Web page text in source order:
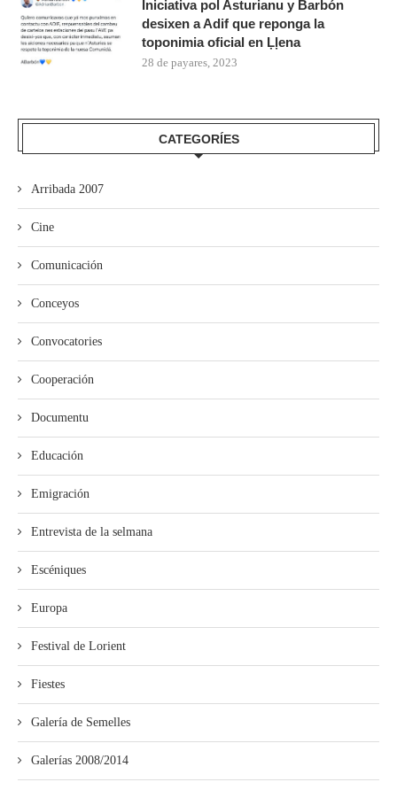
Iniciativa pol Asturianu y Barbón
desixen a Adif que reponga la
toponimia oficial en Ḷḷena
28 de payares, 2023
CATEGORÍES
Arribada 2007
Cine
Comunicación
Conceyos
Convocatories
Cooperación
Documentu
Educación
Emigración
Entrevista de la selmana
Escéniques
Europa
Festival de Lorient
Fiestes
Galería de Semelles
Galerías 2008/2014